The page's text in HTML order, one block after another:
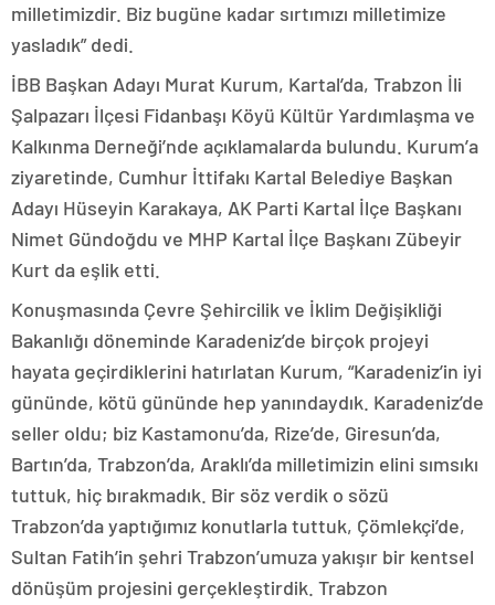
milletimizdir. Biz bugüne kadar sırtımızı milletimize
yasladık” dedi.
İBB Başkan Adayı Murat Kurum, Kartal’da, Trabzon İli
Şalpazarı İlçesi Fidanbaşı Köyü Kültür Yardımlaşma ve
Kalkınma Derneği’nde açıklamalarda bulundu. Kurum’a
ziyaretinde, Cumhur İttifakı Kartal Belediye Başkan
Adayı Hüseyin Karakaya, AK Parti Kartal İlçe Başkanı
Nimet Gündoğdu ve MHP Kartal İlçe Başkanı Zübeyir
Kurt da eşlik etti.
Konuşmasında Çevre Şehircilik ve İklim Değişikliği
Bakanlığı döneminde Karadeniz’de birçok projeyi
hayata geçirdiklerini hatırlatan Kurum, “Karadeniz’in iyi
gününde, kötü gününde hep yanındaydık. Karadeniz’de
seller oldu; biz Kastamonu’da, Rize’de, Giresun’da,
Bartın’da, Trabzon’da, Araklı’da milletimizin elini sımsıkı
tuttuk, hiç bırakmadık. Bir söz verdik o sözü
Trabzon’da yaptığımız konutlarla tuttuk, Çömlekçi’de,
Sultan Fatih’in şehri Trabzon’umuza yakışır bir kentsel
dönüşüm projesini gerçekleştirdik. Trabzon